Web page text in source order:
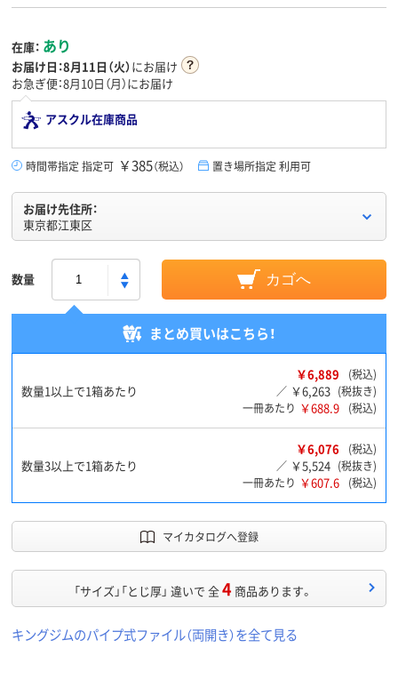
在庫： あり
お届け日：8月11日（火）にお届け
お急ぎ便：8月10日（月）にお届け
アスクル在庫商品
時間帯指定 指定可 ￥385（税込） 置き場所指定 利用可
お届け先住所：
東京都江東区
数量 カゴへ
まとめ買いはこちら！
数量1以上で1箱あたり
￥6,889
(税込)
／ ￥6,263 (税抜き)
一冊あたり ￥688.9 (税込)
数量3以上で1箱あたり
￥6,076
(税込)
／ ￥5,524 (税抜き)
一冊あたり ￥607.6 (税込)
マイカタログへ登録
「サイズ」「とじ厚」 違いで 全4 商品あります。
キングジムのパイプ式ファイル（両開き）を全て見る